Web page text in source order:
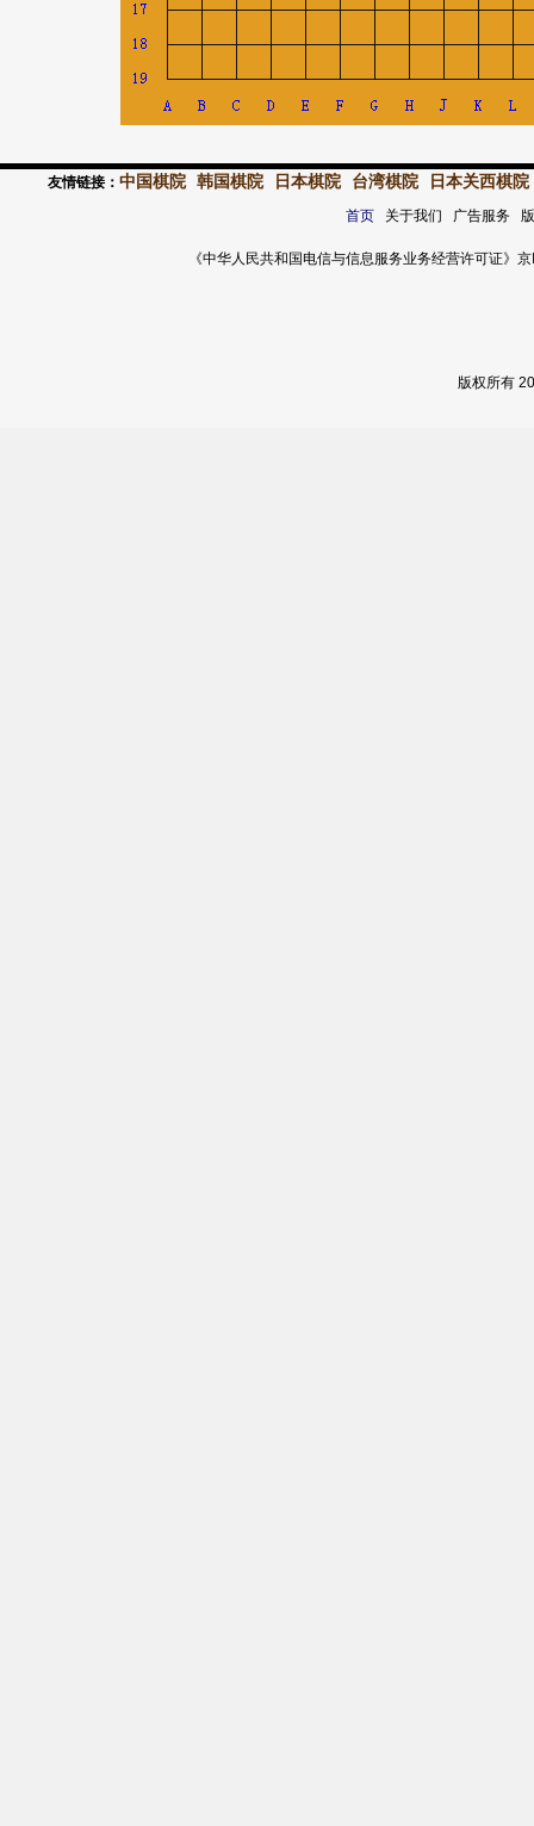
友情链接： 中国棋院 韩国棋院 日本棋院 台湾棋院 日本关西棋院
首页关于我们 广告服务
《中华人民共和国电信与信息服务业务经营许可证
版权所有